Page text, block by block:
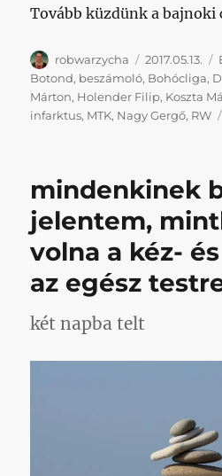
Tovább küzdünk a
Szerző
robwarzycha Közzétéve
2017.05.13.
Botond, beszámoló, Bohócliga,
Márton, Holender Filip, Koszta
infarktus, MTK, Nagy Gergő, RW
mindenkinek
jelentem,
volna a kéz-
az egész
két napba telt